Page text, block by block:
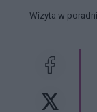
Wizyta w